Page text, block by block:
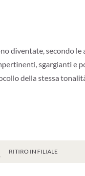
diventate, secondo
sgargianti e
della stessa
RITIRO IN FILIALE